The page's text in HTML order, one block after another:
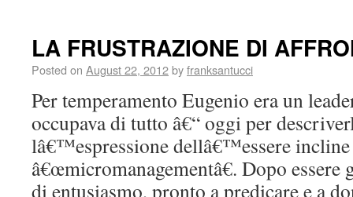
LA FRUSTRAZIONE DI
Posted on August 22, 2012byfranksantucci
Per temperamento Eugenio era un
occupava di tutto â€“ oggi per
lâ€™espressione dellâ€™essere
â€œmicromanagementâ€. Dopo
di entusiasmo, pronto a predicare e a